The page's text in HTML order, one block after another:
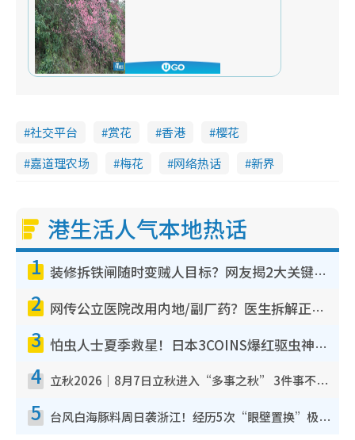
社交平台 赏花 香港
樱花
嘉道理农场
梅花 网络热话 新界
港生活人气本地热话
1 装修拆铁闸随时变贼人目标？网友揭2大关键用途：装新款等于白装？附新旧铁闸分别
2 网传公立医院改用内地/副厂药？医生拆解正副厂分别，揭4类人换药随时出事
3 怕虫人士夏季救星！日本3COINS爆红驱虫神器$45起 1招“全程免触碰”轻松搞定小强
4 立秋2026｜8月7日立秋进入“多事之秋” 3件事不可做！专家教6招开运 清杂物／钱包纳气接好运
5 台风白海豚料周日袭浙江！经历5次“眼壁置换”极罕见 成登陆内地最长途台风